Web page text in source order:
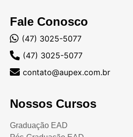
Fale Conosco
(47) 3025-5077
(47) 3025-5077
contato@aupex.com.br
Nossos Cursos
Graduação EAD